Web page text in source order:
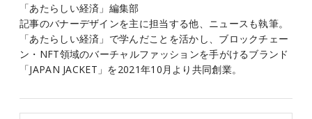
「あたらしい経済」編集部
記事のバナーデザインを主に担当する他、ニュースも執筆。
「あたらしい経済」で学んだことを活かし、ブロックチェー
ン・NFT領域のバーチャルファッションを手がけるブランド
「JAPAN JACKET」を2021年10月より共同創業。